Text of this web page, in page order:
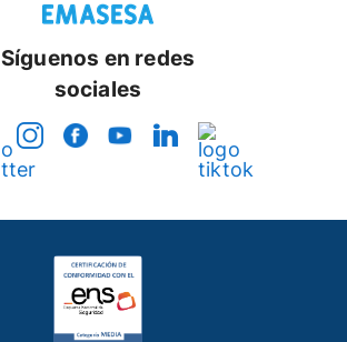
Síguenos en redes
sociales